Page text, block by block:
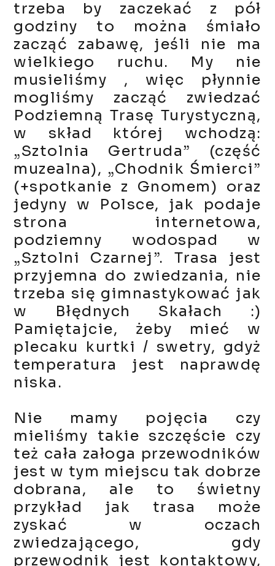
trzeba by zaczekać z pół
godziny to można śmiało
zacząć zabawę, jeśli nie ma
wielkiego ruchu. My nie
musieliśmy , więc płynnie
mogliśmy zacząć zwiedzać
Podziemną Trasę Turystyczną,
w skład której wchodzą:
„Sztolnia Gertruda” (część
muzealna), „Chodnik Śmierci”
(+spotkanie z Gnomem) oraz
jedyny w Polsce, jak podaje
strona internetowa,
podziemny wodospad w
„Sztolni Czarnej”. Trasa jest
przyjemna do zwiedzania, nie
trzeba się gimnastykować jak
w Błędnych Skałach :)
Pamiętajcie, żeby mieć w
plecaku kurtki / swetry, gdyż
temperatura jest naprawdę
niska.
Nie mamy pojęcia czy
mieliśmy takie szczęście czy
też cała załoga przewodników
jest w tym miejscu tak dobrze
dobrana, ale to świetny
przykład jak trasa może
zyskać w oczach
zwiedzającego, gdy
przewodnik jest kontaktowy,